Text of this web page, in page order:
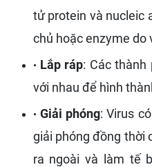
tử protein và nucleic
chủ hoặc enzyme do
Lắp ráp: Các thành
với nhau để hình
Giải phóng: Virus
giải phóng đồng thời
ra ngoài và làm tế